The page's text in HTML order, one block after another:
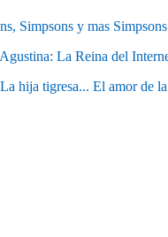
Simpsons y mas
La Reina del
hija tigresa... El amor de